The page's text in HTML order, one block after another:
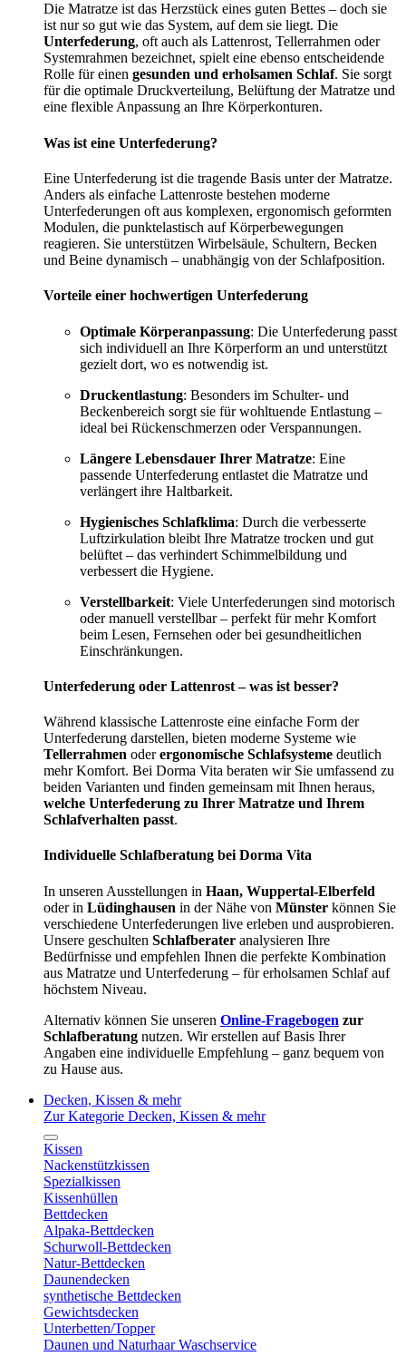
Die Matratze ist das Herzstück eines guten Bettes – doch sie
ist nur so gut wie das System, auf dem sie liegt. Die
Unterfederung, oft auch als Lattenrost, Tellerrahmen oder
Systemrahmen bezeichnet, spielt eine ebenso entscheidende
Rolle für einen gesunden und erholsamen Schlaf. Sie sorgt
für die optimale Druckverteilung, Belüftung der Matratze und
eine flexible Anpassung an Ihre Körperkonturen.
Was ist eine Unterfederung?
Eine Unterfederung ist die tragende Basis unter der Matratze.
Anders als einfache Lattenroste bestehen moderne
Unterfederungen oft aus komplexen, ergonomisch geformten
Modulen, die punktelastisch auf Körperbewegungen
reagieren. Sie unterstützen Wirbelsäule, Schultern, Becken
und Beine dynamisch – unabhängig von der Schlafposition.
Vorteile einer hochwertigen Unterfederung
Optimale Körperanpassung: Die Unterfederung passt
sich individuell an Ihre Körperform an und unterstützt
gezielt dort, wo es notwendig ist.
Druckentlastung: Besonders im Schulter- und
Beckenbereich sorgt sie für wohltuende Entlastung –
ideal bei Rückenschmerzen oder Verspannungen.
Längere Lebensdauer Ihrer Matratze: Eine
passende Unterfederung entlastet die Matratze und
verlängert ihre Haltbarkeit.
Hygienisches Schlafklima: Durch die verbesserte
Luftzirkulation bleibt Ihre Matratze trocken und gut
belüftet – das verhindert Schimmelbildung und
verbessert die Hygiene.
Verstellbarkeit: Viele Unterfederungen sind motorisch
oder manuell verstellbar – perfekt für mehr Komfort
beim Lesen, Fernsehen oder bei gesundheitlichen
Einschränkungen.
Unterfederung oder Lattenrost – was ist besser?
Während klassische Lattenroste eine einfache Form der
Unterfederung darstellen, bieten moderne Systeme wie
Tellerrahmen oderergonomische Schlafsysteme deutlich
mehr Komfort. Bei Dorma Vita beraten wir Sie umfassend zu
beiden Varianten und finden gemeinsam mit Ihnen heraus,
welche Unterfederung zu Ihrer Matratze und Ihrem
Schlafverhalten passt.
Individuelle Schlafberatung bei Dorma Vita
In unseren Ausstellungen in Haan, Wuppertal-Elberfeld
oder in Lüdinghausen in der Nähe von Münster können Sie
verschiedene Unterfederungen live erleben und ausprobieren.
Unsere geschulten Schlafberater analysieren Ihre
Bedürfnisse und empfehlen Ihnen die perfekte Kombination
aus Matratze und Unterfederung – für erholsamen Schlaf auf
höchstem Niveau.
Alternativ können Sie unseren Online-Fragebogen zur
Schlafberatung nutzen. Wir erstellen auf Basis Ihrer
Angaben eine individuelle Empfehlung – ganz bequem von
zu Hause aus.
Decken, Kissen & mehr
Zur Kategorie Decken, Kissen & mehr
Kissen
Nackenstützkissen
Spezialkissen
Kissenhüllen
Bettdecken
Alpaka-Bettdecken
Schurwoll-Bettdecken
Natur-Bettdecken
Daunendecken
synthetische Bettdecken
Gewichtsdecken
Unterbetten/Topper
Daunen und Naturhaar Waschservice